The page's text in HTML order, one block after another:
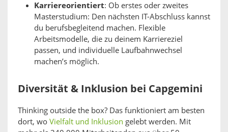
Karriereorientiert: Ob erstes oder zweites
Masterstudium: Den nächsten IT-Abschluss kannst
du berufsbegleitend machen. Flexible
Arbeitsmodelle, die zu deinem Karriereziel
passen, und individuelle Laufbahnwechsel
machen’s möglich.
Diversität & Inklusion bei Capgemini
Thinking outside the box? Das funktioniert am besten
dort, wo Vielfalt und Inklusion gelebt werden. Mit